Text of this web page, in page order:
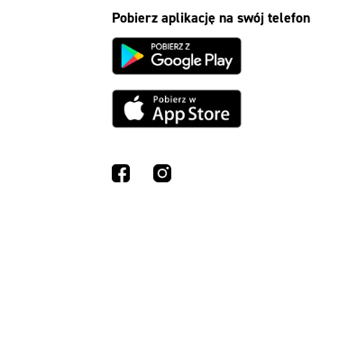
Pobierz aplikację na swój telefon